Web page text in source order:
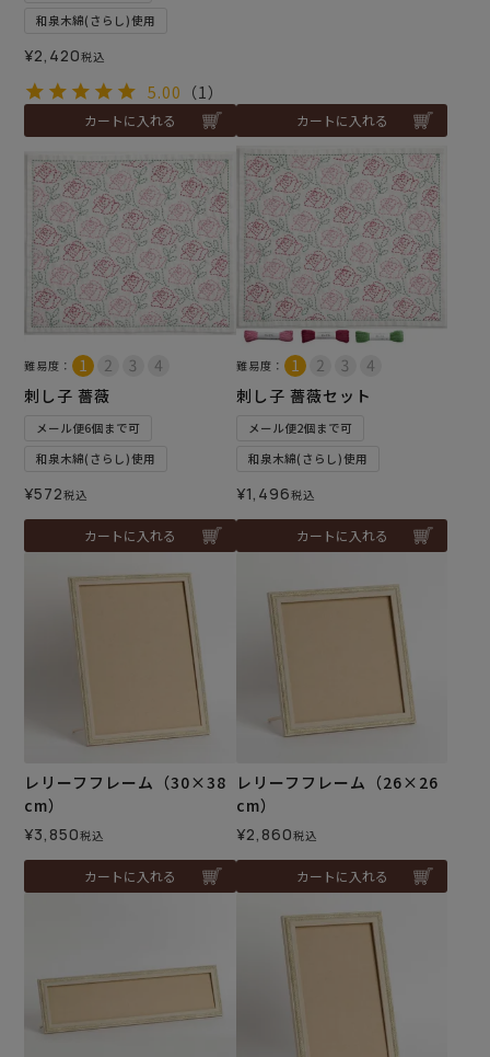
和泉木綿(さらし)使用
¥2,420税込
5.00 （1）
カートに入れる カートに入れる
難易度：
刺し子 薔薇
メール便6個まで可
和泉木綿(さらし)使用
¥572税込
カートに入れる
難易度：
刺し子 薔薇セット
メール便2個まで可
和泉木綿(さらし)使用
¥1,496税込
カートに入れる
レリーフフレーム（30×38
cm）
¥3,850税込
カートに入れる
レリーフフレーム（26×26
cm）
¥2,860税込
カートに入れる